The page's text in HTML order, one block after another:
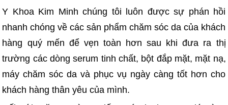
Y Khoa Kim Minh chúng tôi luôn được sự phán hồi
nhanh chóng về các sản phẩm chăm sóc da của khách
hàng quý mến để vẹn toàn hơn sau khi đưa ra thị
trường các dòng serum tinh chất, bột đắp mặt, mặt nạ,
máy chăm sóc da và phục vụ ngày càng tốt hơn cho
khách hàng thân yêu của mình.